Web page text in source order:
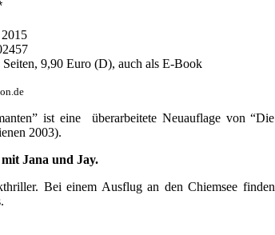
Seiten, 9,90 Euro (D), auch als E-Book
ist eine überarbeitete Neuauflage von “Die
2003).
Jana und Jay.
Bei einem Ausflug an den Chiemsee finden